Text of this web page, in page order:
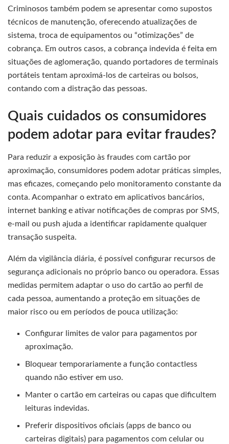
Criminosos também podem se apresentar como supostos
técnicos de manutenção, oferecendo atualizações de
sistema, troca de equipamentos ou “otimizações” de
cobrança. Em outros casos, a cobrança indevida é feita em
situações de aglomeração, quando portadores de terminais
portáteis tentam aproximá-los de carteiras ou bolsos,
contando com a distração das pessoas.
Quais cuidados os consumidores
podem adotar para evitar fraudes?
Para reduzir a exposição às fraudes com cartão por
aproximação, consumidores podem adotar práticas simples,
mas eficazes, começando pelo monitoramento constante da
conta. Acompanhar o extrato em aplicativos bancários,
internet banking e ativar notificações de compras por SMS,
e-mail ou push ajuda a identificar rapidamente qualquer
transação suspeita.
Além da vigilância diária, é possível configurar recursos de
segurança adicionais no próprio banco ou operadora. Essas
medidas permitem adaptar o uso do cartão ao perfil de
cada pessoa, aumentando a proteção em situações de
maior risco ou em períodos de pouca utilização:
Configurar limites de valor para pagamentos por
aproximação.
Bloquear temporariamente a função contactless
quando não estiver em uso.
Manter o cartão em carteiras ou capas que dificultem
leituras indevidas.
Preferir dispositivos oficiais (apps de banco ou
carteiras digitais) para pagamentos com celular ou